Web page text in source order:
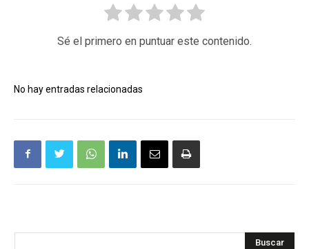
Sé el primero en puntuar este contenido.
No hay entradas relacionadas
Buscar